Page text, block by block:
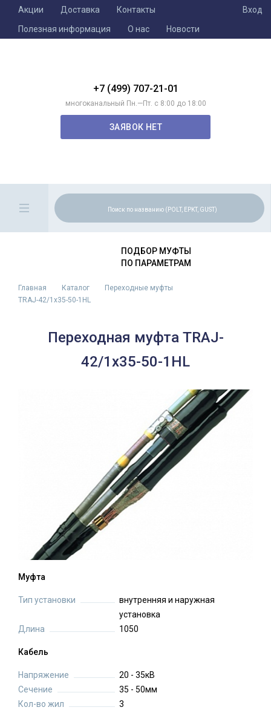
Акции Доставка
Контакты
Полезная информация
О нас Новости
Вход
+7 (499) 707-21-01
многоканальный Пн.—Пт. с 8:00 до 18:00
ЗАЯВОК НЕТ
ПОДБОР МУФТЫ
ПО ПАРАМЕТРАМ
Главная Каталог
Переходные муфты
TRAJ-42/1x35-50-1HL
Переходная муфта TRAJ-
42/1x35-50-1HL
Муфта
Тип установки
внутренняя и наружная
установка
Длина
1050
Кабель
Напряжение
20 - 35кВ
Сечение
35 - 50мм
Кол-во жил
3